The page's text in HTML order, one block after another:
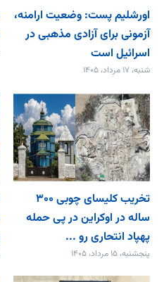
اورشلیم پست: وضعیت ارامنه،
آزمونی برای آزادی مذهبی در
اسرائیل است
شنبه، ۱۷ مرداد، ۱۴۰۵
تخریب کلیسای چوبی ۳۰۰
ساله در اوکراین در پی حمله
پهپاد انتحاری رو ...
پنجشنبه، ۱۵ مرداد، ۱۴۰۵